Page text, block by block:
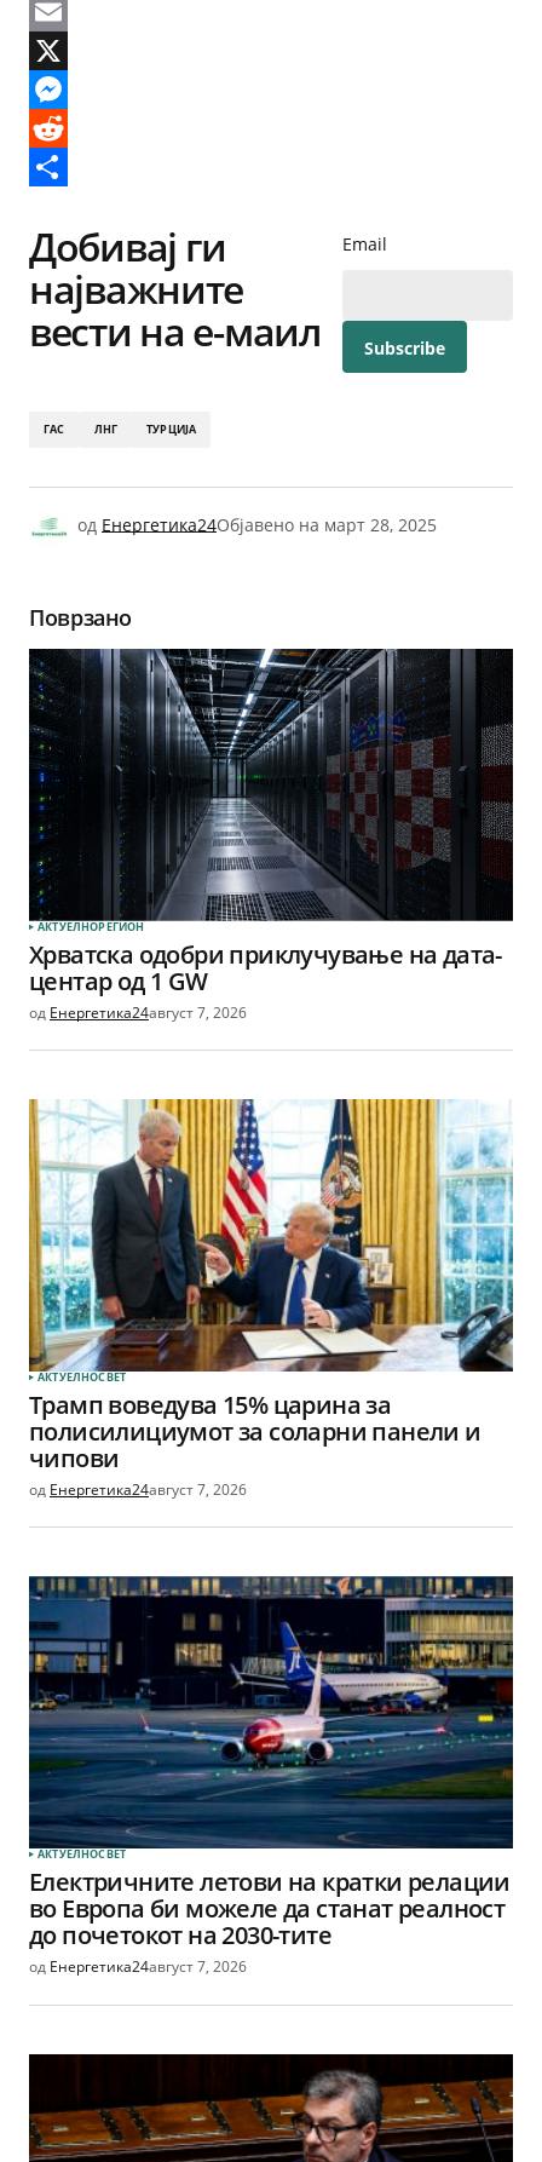
Facebook
Email
X
Messenger
Reddit
Добивај ги
најважните
вести на е-маил
Email
ГАС ЛНГ ТУРЦИЈА
од Енергетика24Објавено на март 28, 2025
Поврзано
АКТУЕЛНОРЕГИОН
Хрватска одобри приклучување на дата-
центар од 1 GW
од Енергетика24август 7, 2026
АКТУЕЛНОСВЕТ
Трамп воведува 15% царина за
полисилициумот за соларни панели и
чипови
од Енергетика24август 7, 2026
АКТУЕЛНОСВЕТ
Електричните летови на кратки релации
во Европа би можеле да станат реалност
до почетокот на 2030-тите
од Енергетика24август 7, 2026